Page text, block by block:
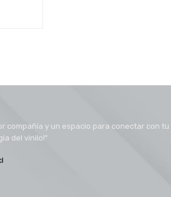
compañía y un espacio para conectar con tu
del vinilo!"